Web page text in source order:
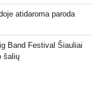
atidaroma paroda
Band Festival Šiauliai
šalių